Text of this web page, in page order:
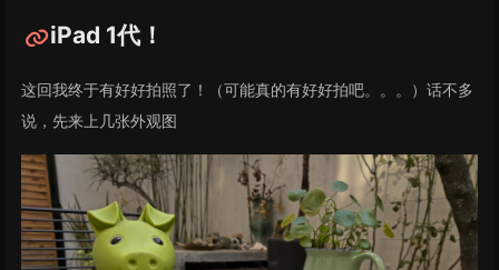
iPad 1代！
这回我终于有好好拍照了！（可能真的有好好拍吧。。。）话不多
说，先来上几张外观图